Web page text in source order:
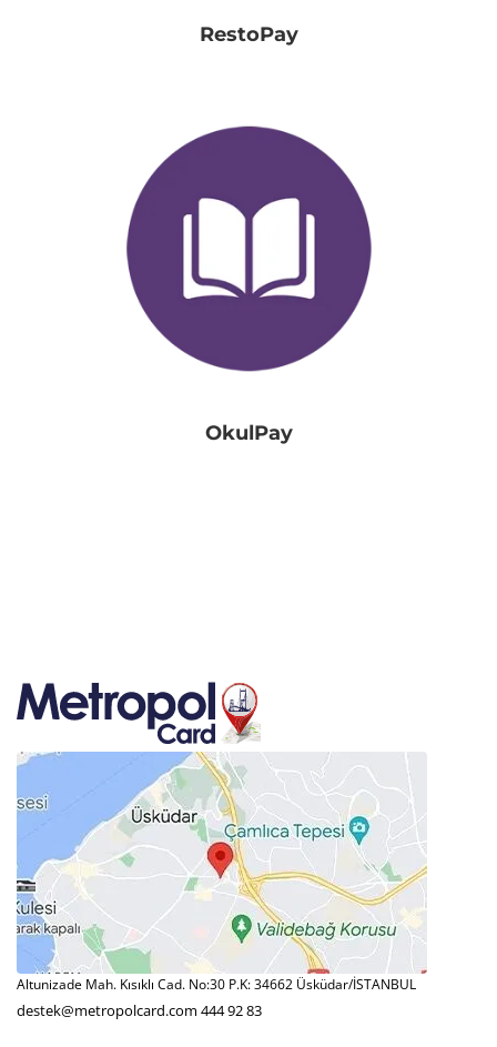
RestoPay
OkulPay
Altunizade Mah. Kısıklı Cad. No:30 P.K: 34662 Üsküdar/İSTANBUL
destek@metropolcard.com 444 92 83